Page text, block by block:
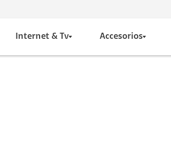
Internet & Tv Accesorios